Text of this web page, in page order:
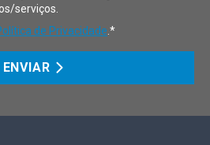
serviços.
de Privacidade .*
ENVIAR